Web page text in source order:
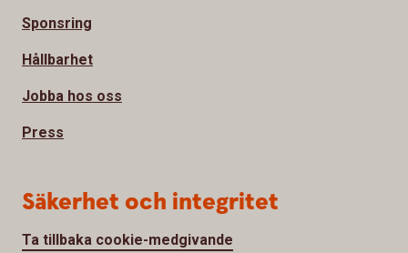
Sponsring
Hållbarhet
Jobba hos oss
Press
Säkerhet och integritet
Ta tillbaka cookie-medgivande